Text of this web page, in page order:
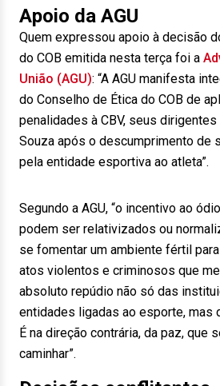
Apoio da AGU
Quem expressou apoio à decisão
do COB emitida nesta terça foi a
União (AGU): “A AGU manifesta
do Conselho de Ética do COB de
penalidades à CBV, seus
Souza após o descumprimento de
pela entidade esportiva ao atleta”.
Segundo a AGU, “o incentivo ao
podem ser relativizados ou
se fomentar um ambiente fértil
atos violentos e criminosos que
absoluto repúdio não só das
entidades ligadas ao esporte, mas
É na direção contrária, da paz, que
caminhar”.